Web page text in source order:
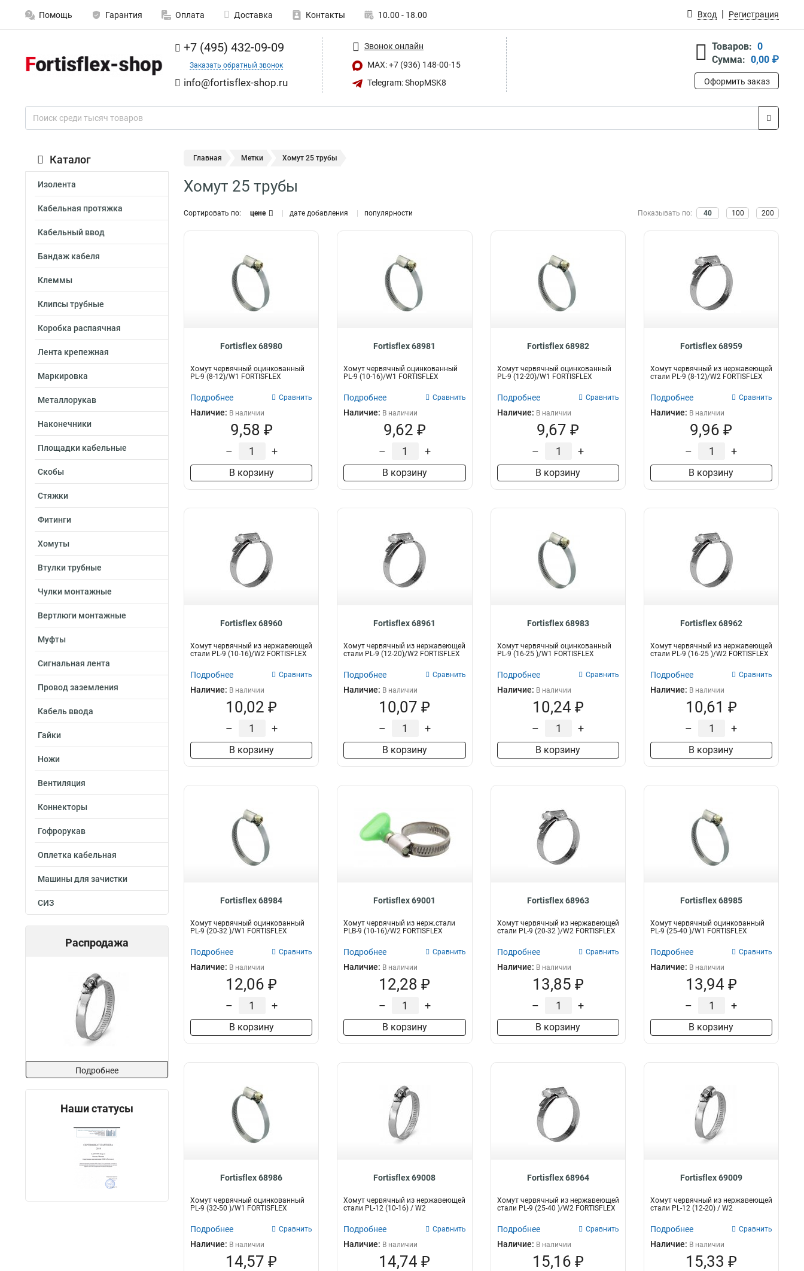
Помощь Гарантия Оплата Доставка Контакты 10.00 - 18.00 Вход Регистрация
+7 (495) 432-09-09
Заказать обратный звонок
info@fortisflex-shop.ru
Звонок онлайн
MAX: +7 (936) 148-00-15
Telegram: ShopMSK8
Товаров: 0
Сумма: 0,00 ₽
Оформить заказ
Каталог
Изолента
Кабельная протяжка
Кабельный ввод
Бандаж кабеля
Клеммы
Клипсы трубные
Коробка распаячная
Лента крепежная
Маркировка
Металлорукав
Наконечники
Площадки кабельные
Скобы
Стяжки
Фитинги
Хомуты
Втулки трубные
Чулки монтажные
Вертлюги монтажные
Муфты
Сигнальная лента
Провод заземления
Кабель ввода
Гайки
Ножи
Вентиляция
Коннекторы
Гофрорукав
Оплетка кабельная
Машины для зачистки
СИЗ
Распродажа
Подробнее
Наши статусы
Главная Метки Хомут 25 трубы
Хомут 25 трубы
Сортировать по: цене дате добавления популярности Показывать по: 40 100 200
Fortisflex 68980
Хомут червячный оцинкованный
PL-9 (8-12)/W1 FORTISFLEX
Подробнее Сравнить
Наличие: В наличии
9,58 ₽
– +
В корзину
Fortisflex 68981
Хомут червячный оцинкованный
PL-9 (10-16)/W1 FORTISFLEX
Подробнее Сравнить
Наличие: В наличии
9,62 ₽
– +
В корзину
Fortisflex 68982
Хомут червячный оцинкованный
PL-9 (12-20)/W1 FORTISFLEX
Подробнее Сравнить
Наличие: В наличии
9,67 ₽
– +
В корзину
Fortisflex 68959
Хомут червячный из нержавеющей
стали PL-9 (8-12)/W2 FORTISFLEX
Подробнее Сравнить
Наличие: В наличии
9,96 ₽
– +
В корзину
Fortisflex 68960
Хомут червячный из нержавеющей
стали PL-9 (10-16)/W2 FORTISFLEX
Подробнее Сравнить
Наличие: В наличии
10,02 ₽
– +
В корзину
Fortisflex 68961
Хомут червячный из нержавеющей
стали PL-9 (12-20)/W2 FORTISFLEX
Подробнее Сравнить
Наличие: В наличии
10,07 ₽
– +
В корзину
Fortisflex 68983
Хомут червячный оцинкованный
PL-9 (16-25 )/W1 FORTISFLEX
Подробнее Сравнить
Наличие: В наличии
10,24 ₽
– +
В корзину
Fortisflex 68962
Хомут червячный из нержавеющей
стали PL-9 (16-25 )/W2 FORTISFLEX
Подробнее Сравнить
Наличие: В наличии
10,61 ₽
– +
В корзину
Fortisflex 68984
Хомут червячный оцинкованный
PL-9 (20-32 )/W1 FORTISFLEX
Подробнее Сравнить
Наличие: В наличии
12,06 ₽
– +
В корзину
Fortisflex 69001
Хомут червячный из нерж.стали
PLB-9 (10-16)/W2 FORTISFLEX
Подробнее Сравнить
Наличие: В наличии
12,28 ₽
– +
В корзину
Fortisflex 68963
Хомут червячный из нержавеющей
стали PL-9 (20-32 )/W2 FORTISFLEX
Подробнее Сравнить
Наличие: В наличии
13,85 ₽
– +
В корзину
Fortisflex 68985
Хомут червячный оцинкованный
PL-9 (25-40 )/W1 FORTISFLEX
Подробнее Сравнить
Наличие: В наличии
13,94 ₽
– +
В корзину
Fortisflex 68986
Хомут червячный оцинкованный
PL-9 (32-50 )/W1 FORTISFLEX
Подробнее Сравнить
Наличие: В наличии
14,57 ₽
Fortisflex 69008
Хомут червячный из нержавеющей
стали PL-12 (10-16) / W2
Подробнее Сравнить
Наличие: В наличии
14,74 ₽
Fortisflex 68964
Хомут червячный из нержавеющей
стали PL-9 (25-40 )/W2 FORTISFLEX
Подробнее Сравнить
Наличие: В наличии
15,16 ₽
Fortisflex 69009
Хомут червячный из нержавеющей
стали PL-12 (12-20) / W2
Подробнее Сравнить
Наличие: В наличии
15,33 ₽